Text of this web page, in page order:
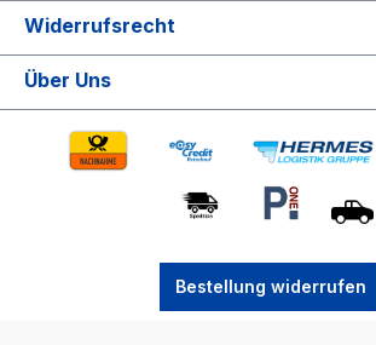
Widerrufsrecht
Über Uns
Bestellung widerrufen